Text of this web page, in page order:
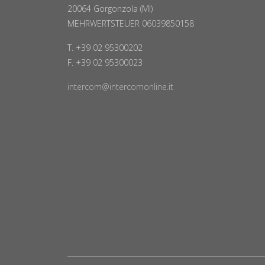
20064 Gorgonzola (MI)
MEHRWERTSTEUER 06039850158
T. +39 02 95300202
F. +39 02 95300023
intercom@intercomonline.it